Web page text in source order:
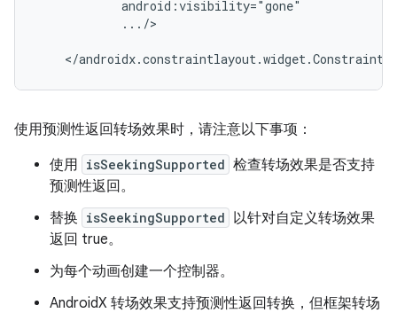
.../>
使用预测性返回转场效果时，请注意以下事项：
使用 isSeekingSupported 检查转场效果是否支持
预测性返回。
替换 isSeekingSupported 以针对自定义转场效果
返回 true。
为每个动画创建一个控制器。
AndroidX 转场效果支持预测性返回转换，但框架转场